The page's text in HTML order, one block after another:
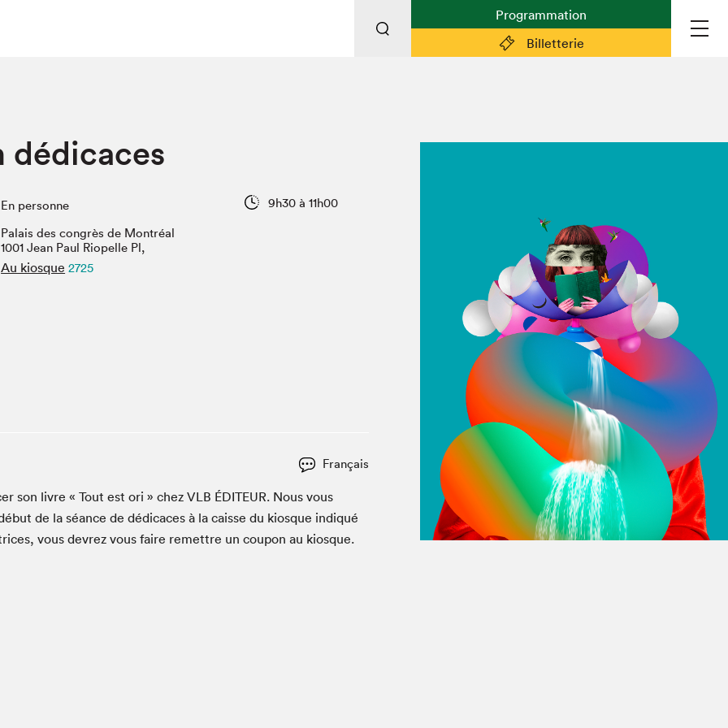
Billetterie
Programmation
Vidéos et balados
Le Salon dans ta classe
Liseur Public
Matinées scolaires Hydro-Québec
Espace exposant·e·s
Espace enseignant·e·s
Espace participant⋅e⋅s
Espace Salon dans la ville
Espace bénévoles
Devenir bénévole
À propos du Salon
Liste des exposant·e·s
Liste des auteur·rice·s
dédicaces
En personne
9h30 à 11h00
Palais des congrès de Montréal
1001 Jean Paul Riopelle Pl,
Au kiosque 2725
Français
son livre « Tout est ori » chez VLB ÉDI­TEUR. Nous vous
de la séance de dédi­caces à la caisse du kiosque indiqué
vous devrez vous faire remet­tre un coupon au kiosque.